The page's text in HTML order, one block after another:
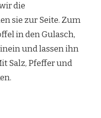
die
sie zur Seite. Zum
in den Gulasch,
und lassen ihn
Salz, Pfeffer und